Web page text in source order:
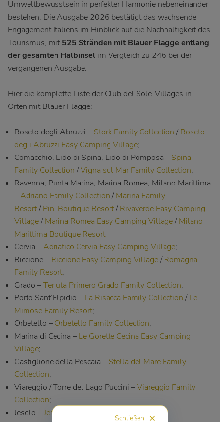
Umweltbewusstsein in perfekter Harmonie nebeneinander
bestehen. Die Ausgabe 2026 bestätigt das wachsende
Engagement Italiens im Hinblick auf die Nachhaltigkeit des
Tourismus, mit525 Stränden mit Blauer Flagge entlang
der gesamten Halbinsel im Vergleich zu 246 bei der
vergangenen Ausgabe.
Hier die komplette Liste der Club del Sole-Villages in
Orten mit Blauer Flagge:
Roseto degli Abruzzi – Stork Family Collection /Roseto
degli Abruzzi Easy Camping Village;
Comacchio, Lido di Spina, Lido di Pomposa – Spina
Family Collection /Vigna sul Mar Family Collection;
Ravenna, Punta Marina, Marina Romea, Milano Marittima
–Adriano Family Collection /Marina Family
Resort/Pini Boutique Resort/Rivaverde Easy Camping
Village/Marina Romea Easy Camping Village/Milano
Marittima Boutique Resort
Cervia –Adriatico Cervia Easy Camping Village;
Riccione – Riccione Easy Camping Village/Romagna
Family Resort;
Grado –Tenuta Primero Grado Family Collection;
Porto Sant’Elpidio – La Risacca Family Collection /Le
Mimose Family Resort;
Orbetello – Orbetello Family Collection;
Marina di Cecina – Le Gorette Cecina Easy Camping
Village;
Castiglione della Pescaia – Stella del Mare Family
Collection;
Viareggio / Torre del Lago Puccini –Viareggio Family
Collection;
Jesolo –Jesolo Family Resort ;
Schließen